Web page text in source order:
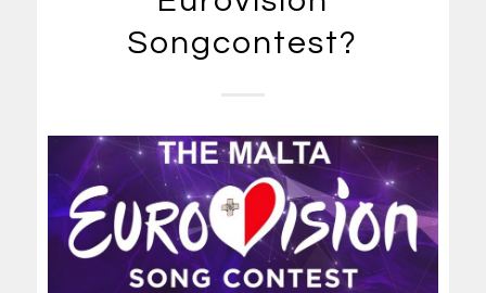
Songcontest?